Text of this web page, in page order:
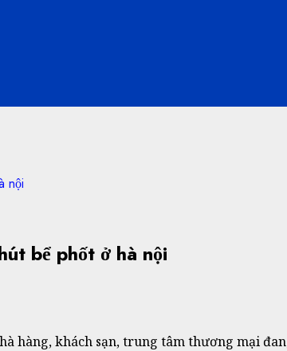
nội
bể phốt ở hà nội
hàng, khách sạn, trung tâm thương mại